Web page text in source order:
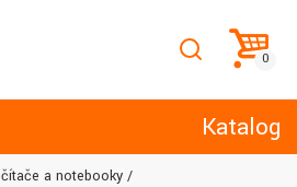
Katalog
a notebooky